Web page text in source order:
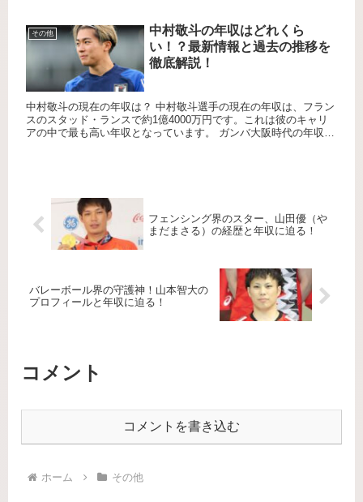
その他
中村敬斗の年収はどれくら
い！？最新情報と過去の推移を
徹底解説！
中村敬斗の現在の年収は？ 中村敬斗選手の現在の年収は、フラン
スのスタッド・ランスで約1億4000万円です。これは彼のキャリ
アの中で最も高い年収となっています。 ガンバ大阪時代の年収
フェンシング界のスター、山田優（や
まだまさる）の経歴と年収に迫る！
バレーボール界の守護神！山本智大の
プロフィールと年収に迫る！
コメント
コメントを書き込む
ホーム その他